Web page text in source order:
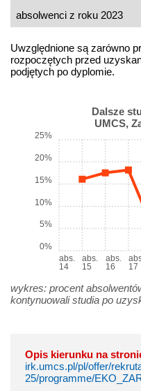
absolwenci z roku 2023
Uwzględnione są zarówno
rozpoczętych przed
podjętych po dyplomie.
Dalsze
UMCS,
abs.
14
abs.
15
abs.
16
17
0%
5%
10%
15%
20%
25%
wykres: procent
kontynuowali studia po
Opis kierunku na
irk.umcs.pl/pl/offer/
25/programme/